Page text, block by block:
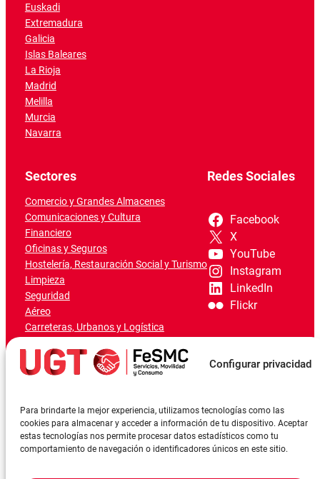
Configurar privacidad
Para brindarte la mejor experiencia, utilizamos tecnologías como las
cookies para almacenar y acceder a información de tu dispositivo. Aceptar
estas tecnologías nos permite procesar datos estadísticos como tu
comportamiento de navegación o identificadores únicos en este sitio.
Euskadi
Extremadura
Galicia
Islas Baleares
La Rioja
Madrid
Melilla
Murcia
Navarra
Sectores
Comercio y Grandes Almacenes
Comunicaciones y Cultura
Financiero
Oficinas y Seguros
Hostelería, Restauración Social y Turismo
Limpieza
Seguridad
Aéreo
Carreteras, Urbanos y Logística
Marítimo-Portuario
Redes Sociales
Facebook
X
YouTube
Instagram
LinkedIn
Flickr